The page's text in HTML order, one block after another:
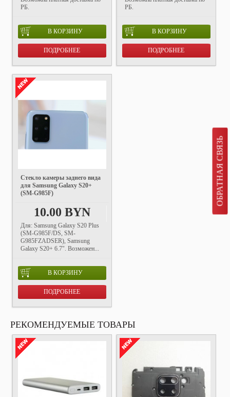
ОБРАТНАЯ СВЯЗЬ
РБ.
В КОРЗИНУ
ПОДРОБНЕЕ
РБ.
В КОРЗИНУ
ПОДРОБНЕЕ
Стекло камеры заднего вида
для Samsung Galaxy S20+
(SM-G985F)
10.00 BYN
Для: Samsung Galaxy S20 Plus
(SM-G985F/DS, SM-
G985FZADSER), Samsung
Galaxy S20+ 6.7". Возможен...
В КОРЗИНУ
ПОДРОБНЕЕ
РЕКОМЕНДУЕМЫЕ ТОВАРЫ